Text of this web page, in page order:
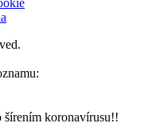
šírením koronavírusu!!